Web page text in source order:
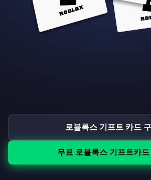
로블록스 기프트 카드
무료 로블록스 기프트카